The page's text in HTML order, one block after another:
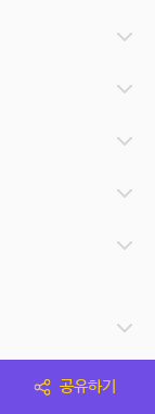
공유하기
니다. 따라서 스페이스클